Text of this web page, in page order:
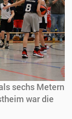
sechs Metern
war die